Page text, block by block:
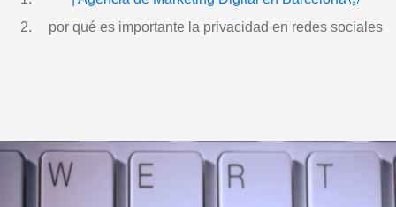
por qué es importante la privacidad en redes sociales